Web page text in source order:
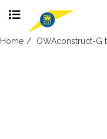
Skip
Home OWAconstruct-G